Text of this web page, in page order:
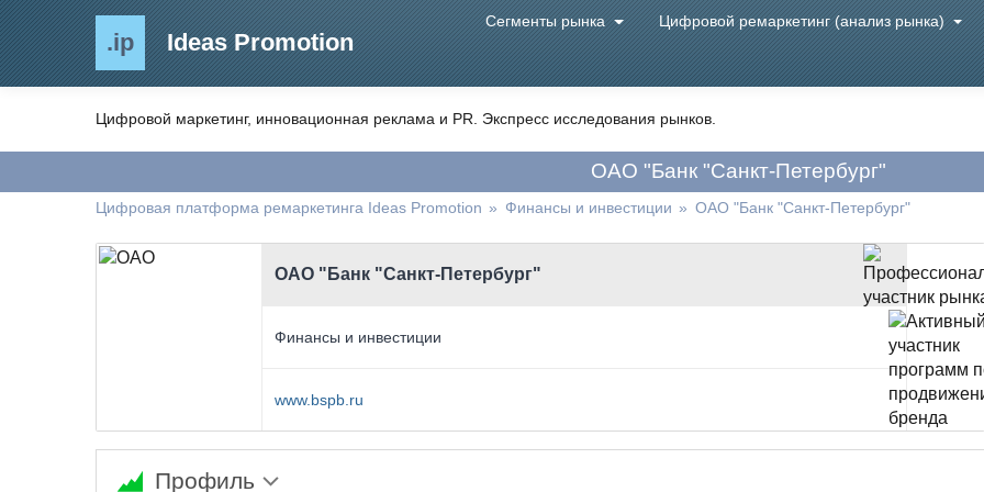
.ip Ideas Promotion
Сегменты рынка Цифровой ремаркетинг (анализ рынка)
Цифровой маркетинг, инновационная реклама и PR. Экспресс исследования рынков.
ОАО "Банк "Санкт-Петербург"
Цифровая платформа ремаркетинга Ideas Promotion » Финансы и инвестиции » ОАО "Банк "Санкт-Петербург"
ОАО "Банк "Санкт-Петербург"
Финансы и инвестиции
www.bspb.ru
Профиль